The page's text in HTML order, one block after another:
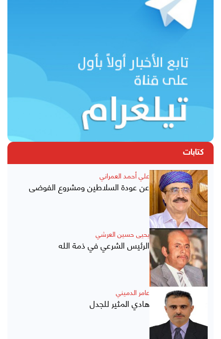
كتابات
علي أحمد العمراني
عن عودة السلاطين ومشروع الفوضى
يحيى حسين العرشي
الرئيس الشرعي في ذمة الله
عامر الدميني
هادي المثير للجدل